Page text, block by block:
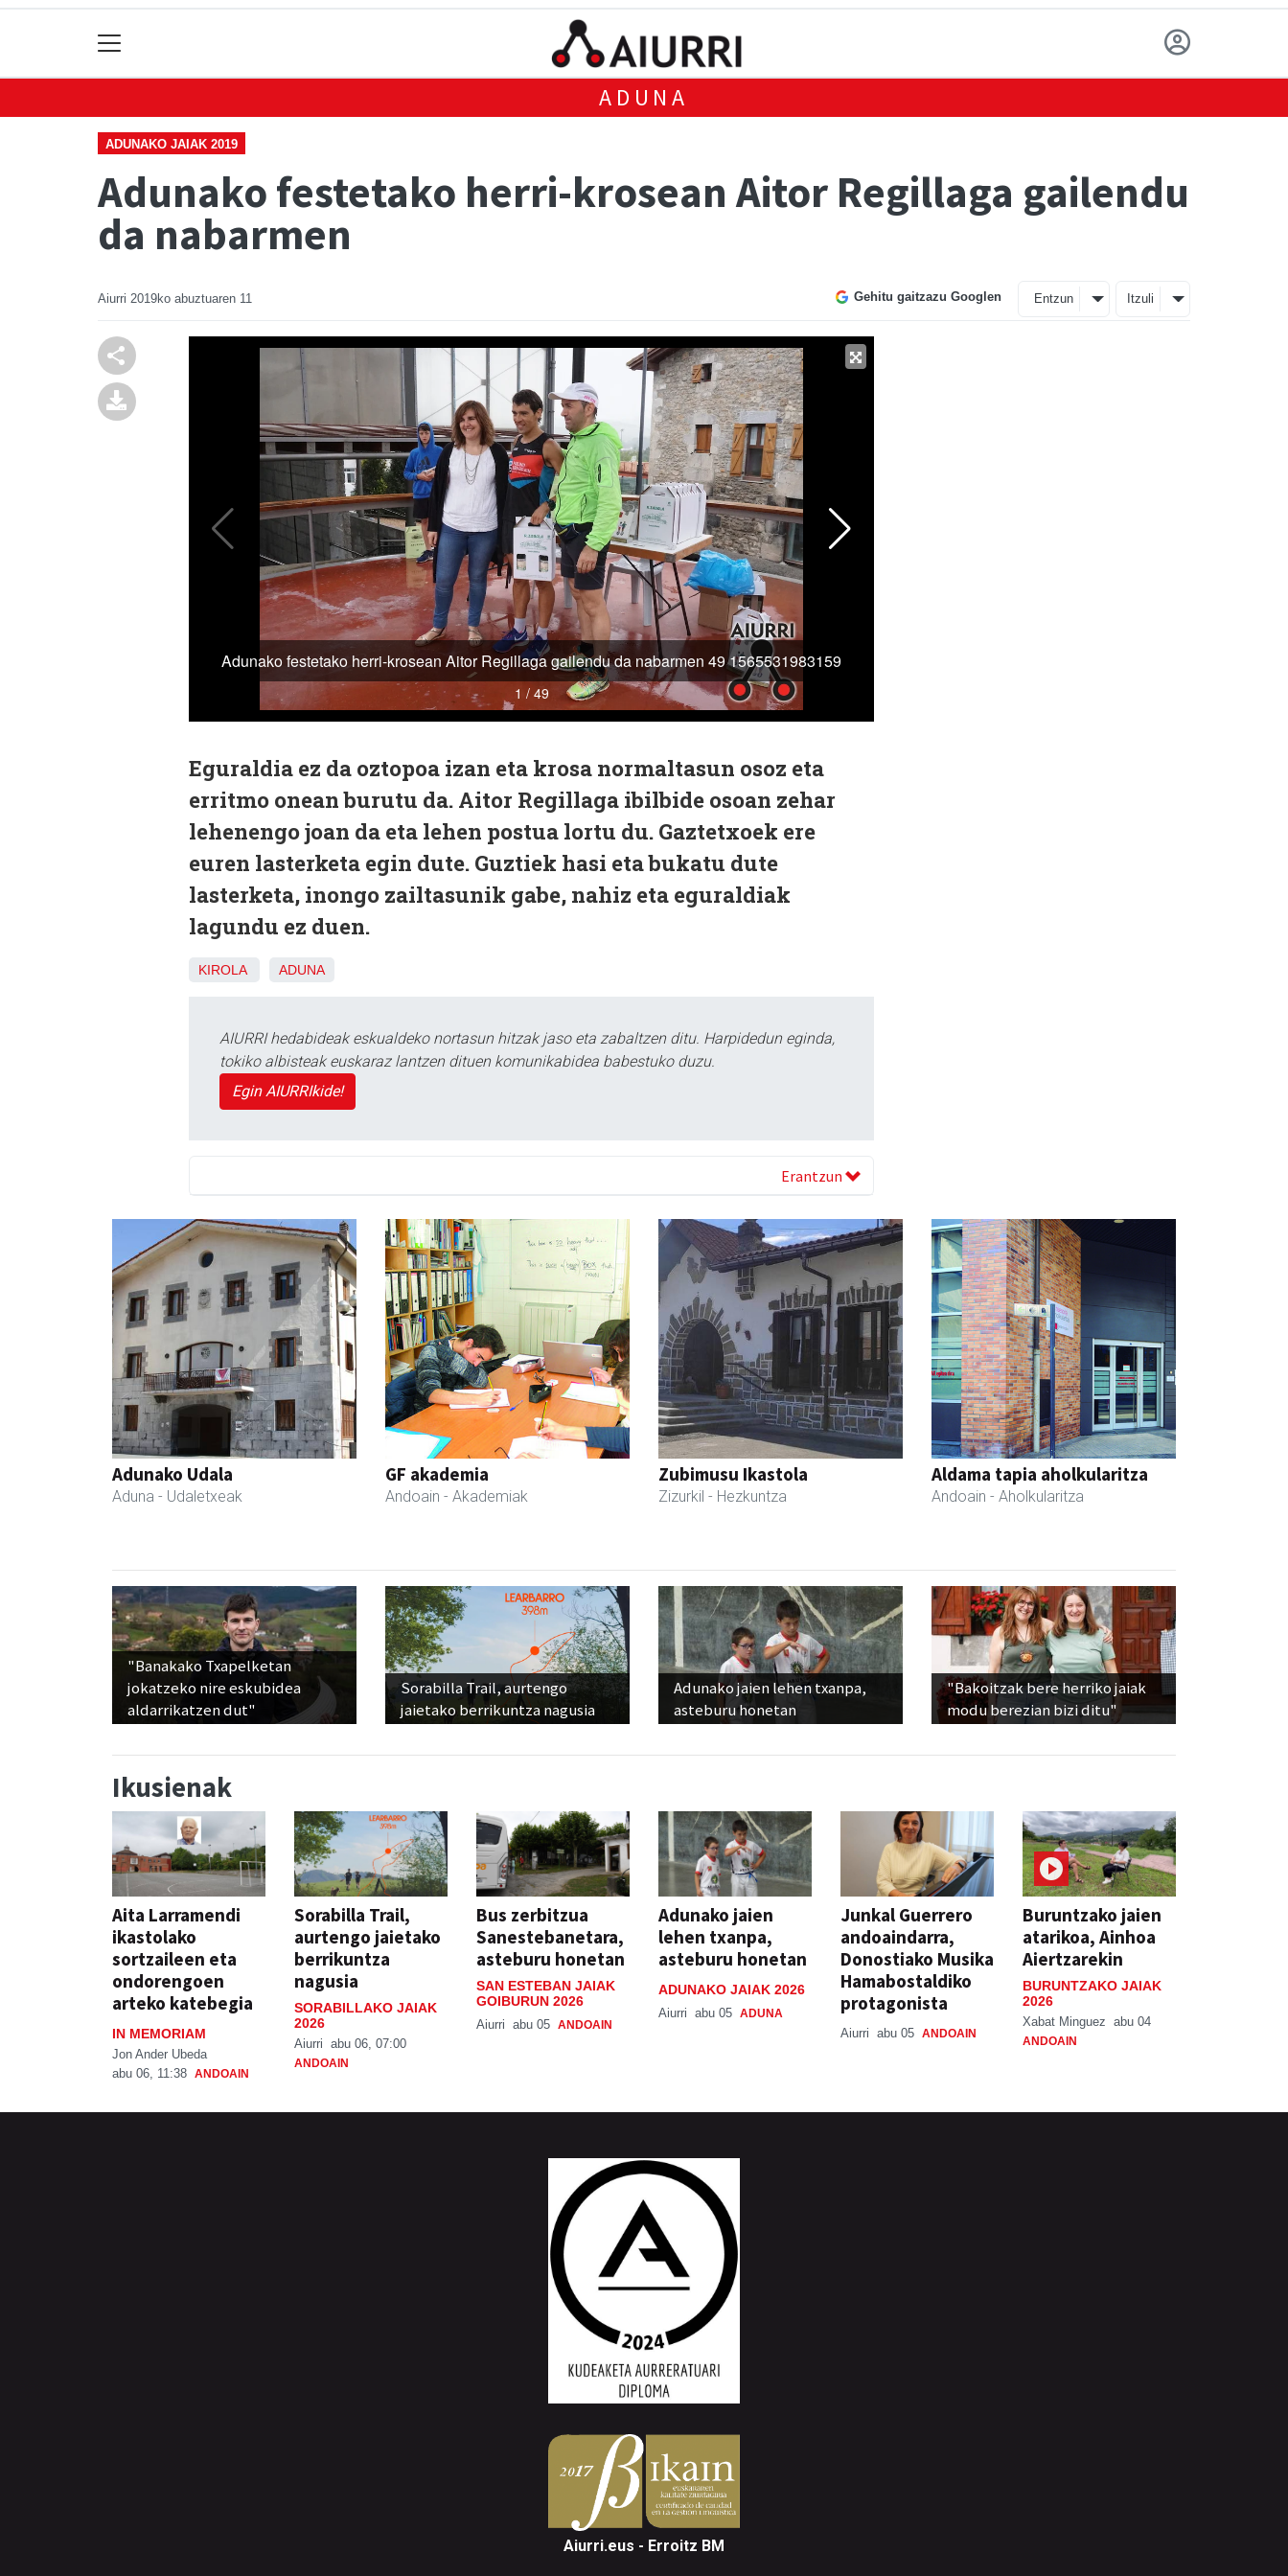
ADUNA
ADUNAKO JAIAK 2019
Adunako festetako herri-krosean Aitor Regillaga gailendu
da nabarmen
Aiurri 2019ko abuztuaren 11 Gehitu gaitzazu Googlen Entzun Itzuli
Eguraldia ez da oztopoa izan eta krosa normaltasun osoz eta
erritmo onean burutu da. Aitor Regillaga ibilbide osoan zehar
lehenengo joan da eta lehen postua lortu du. Gaztetxoek ere
euren lasterketa egin dute. Guztiek hasi eta bukatu dute
lasterketa, inongo zailtasunik gabe, nahiz eta eguraldiak
lagundu ez duen.
KIROLA ADUNA
AIURRI hedabideak eskualdeko nortasun hitzak jaso eta zabaltzen ditu. Harpidedun eginda,
tokiko albisteak euskaraz lantzen dituen komunikabidea babestuko duzu.
Egin AIURRIkide!
Erantzun
Adunako Udala
Aduna - Udaletxeak
GF akademia
Andoain - Akademiak
Zubimusu Ikastola
Zizurkil - Hezkuntza
Aldama tapia aholkularitza
Andoain - Aholkularitza
"Banakako Txapelketan
jokatzeko nire eskubidea
aldarrikatzen dut"
Sorabilla Trail, aurtengo
jaietako berrikuntza nagusia
Adunako jaien lehen txanpa,
asteburu honetan
"Bakoitzak bere herriko jaiak
modu berezian bizi ditu"
Ikusienak
Aita Larramendi
ikastolako
sortzaileen eta
ondorengoen
arteko katebegia
IN MEMORIAM
Jon Ander Ubeda
abu 06, 11:38 ANDOAIN
Sorabilla Trail,
aurtengo jaietako
berrikuntza
nagusia
SORABILLAKO JAIAK
2026
Aiurri abu 06, 07:00
ANDOAIN
Bus zerbitzua
Sanestebanetara,
asteburu honetan
SAN ESTEBAN JAIAK
GOIBURUN 2026
Aiurri abu 05 ANDOAIN
Adunako jaien
lehen txanpa,
asteburu honetan
ADUNAKO JAIAK 2026
Aiurri abu 05 ADUNA
Junkal Guerrero
andoaindarra,
Donostiako Musika
Hamabostaldiko
protagonista
Aiurri abu 05 ANDOAIN
Buruntzako jaien
atarikoa, Ainhoa
Aiertzarekin
BURUNTZAKO JAIAK
2026
Xabat Minguez abu 04
ANDOAIN
Aiurri.eus - Erroitz BM